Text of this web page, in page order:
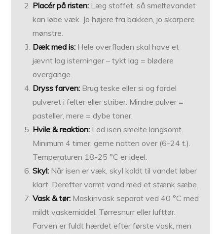
Placér på risten: Læg stoffet, så smeltevandet
kan løbe væk. Jo højere fra bakken, jo skarpere
mønstre.
Dæk med is: Hele overfladen skal have et
jævnt lag isterninger – tykt lag = blødere
overgange.
Dryss farven: Brug teske eller si og fordel
pulveret i felter eller striber. Mindre pulver =
pasteller, mere = dybe toner.
Hvile & reaktion: Lad isen smelte langsomt.
Minimum 4 timer, gerne natten over (6-24 t.).
Temperaturen 18-25 °C er ideel.
Skyl: Når isen er væk, skyl koldt til vandet løber
klart. Derefter varmt vand med et stænk sæbe.
Vask & tør: Maskinvask separat ved 40 °C med
mildt vaskemiddel. Tørresnurr eller lufttør.
Farven er fuldt hærdet efter første vask, men